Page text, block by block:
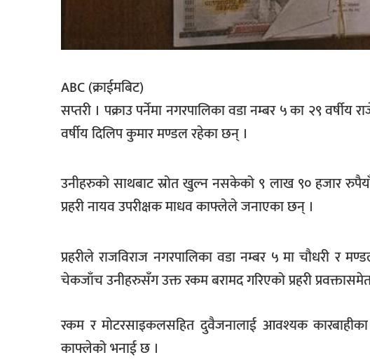
ABC (क्राईमबिट)
सप्तरी । पक्राउ पर्नेमा नगरपालिका वडा नम्बर ५ का २९
वर्षीय दिलिप कुमार मण्डल रहेका छन् ।
उनीहरुको साथबाट स्रोत खुल्न नसकेको ९ लाख ९० हजार रुपैयाँ
प्रहरी नायव उपरीक्षक माधव काफ्लेले जनाएका छन् ।
प्रहरीले राजविराज नगरपालिका वडा नम्बर ५ मा चौधरी र
चेकजाँच उनीहरुसँग उक्त रकम बरामद गरिएको प्रहरी
रकम र मोटरसाइकलसहित दुवैजनालाई आवश्यक
काफ्लेको भनाई छ ।